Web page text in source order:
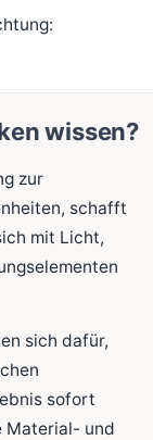
wissen?
zur
schafft
mit Licht,
sich dafür,
sofort
Material- und